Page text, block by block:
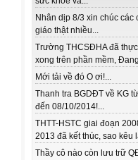
Nhân dịp 8/3 xin chúc các
giáo thật nhiều...
Trường THCSĐHA đã
xong trên phần mềm,
Mới tải về đó O ơi!...
Thanh tra BGDĐT về KG
đến 08/10/2014!...
THTT-HSTC giai đoạn
2013 đã kết thúc, sao kêu
Thầy cô nào còn lưu trữ